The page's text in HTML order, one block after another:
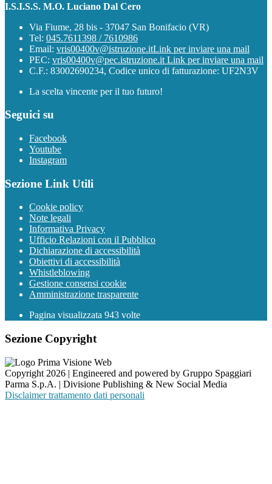
I.S.I.S.S. M.O. Luciano Dal Cero
Via Fiume, 28 bis - 37047 San Bonifacio (VR)
Tel: 045.7611398 / 7610986
Email: vris00400v@istruzione.itLink per inviare una mail
PEC: vris00400v@pec.istruzione.it Link per inviare una mail
C.F.: 83002690234, Codice unico di fatturazione: UF2N3V
La scelta vincente per il tuo futuro!
Seguici su
Facebook
Youtube
Instagram
Sezione Link Utili
Cookie policy
Note legali
Informativa Privacy
Ufficio Relazioni con il Pubblico
Dichiarazione di accessibilità
Obiettivi di accessibilità
Whistleblowing
Gestione consensi cookie
Amministrazione trasparente
Pagina visualizzata 943 volte
Sezione Copyright
Copyright 2026 | Engineered and powered by Gruppo Spaggiari
Parma S.p.A. | Divisione Publishing & New Social Media
Disclaimer trattamento dati personali